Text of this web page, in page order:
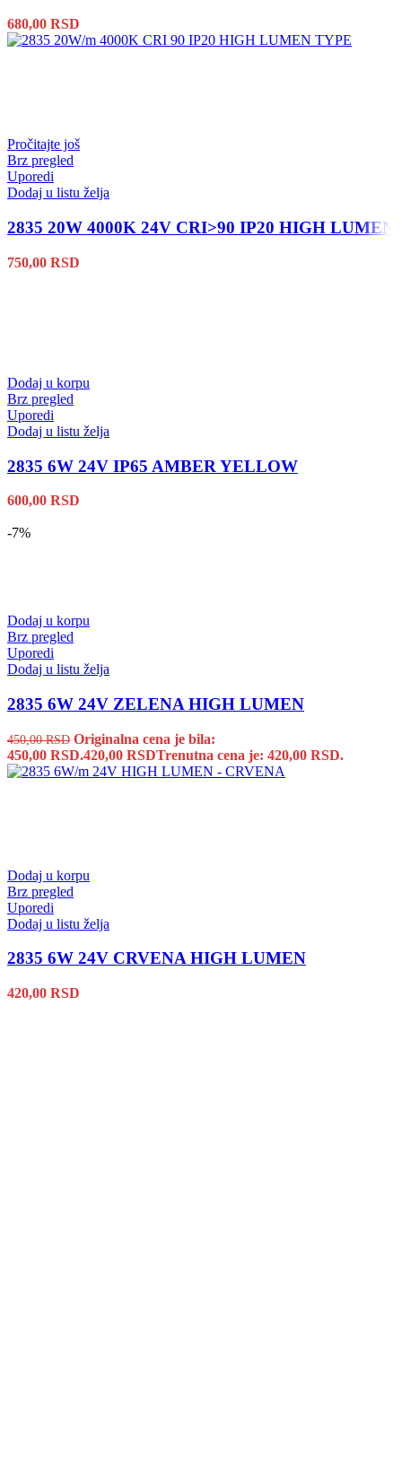
680,00 RSD
Pročitajte još
Brz pregled
Uporedi
Dodaj u listu želja
2835 20W 4000K 24V CRI>90 IP20 HIGH LUMEN
750,00 RSD
Dodaj u korpu
Brz pregled
Uporedi
Dodaj u listu želja
2835 6W 24V IP65 AMBER YELLOW
600,00 RSD
-7%
Dodaj u korpu
Brz pregled
Uporedi
Dodaj u listu želja
2835 6W 24V ZELENA HIGH LUMEN
450,00RSD Originalna cena je bila:
450,00 RSD.420,00 RSDTrenutna cena je: 420,00 RSD.
Dodaj u korpu
Brz pregled
Uporedi
Dodaj u listu želja
2835 6W 24V CRVENA HIGH LUMEN
420,00 RSD